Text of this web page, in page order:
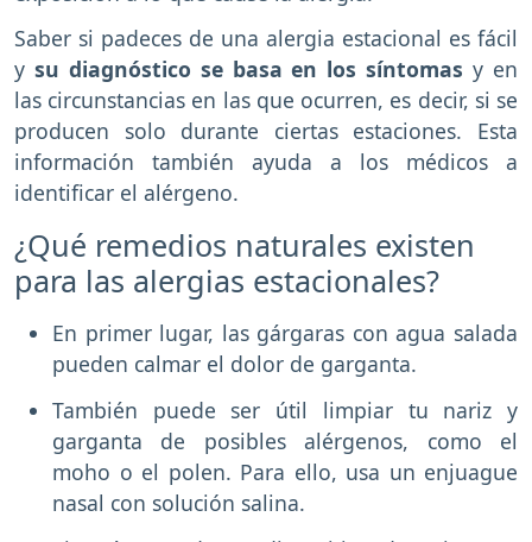
Saber si padeces de una alergia estacional es fácil
y su diagnóstico se basa en los síntomas y en
las circunstancias en las que ocurren, es decir, si se
producen solo durante ciertas estaciones. Esta
información también ayuda a los médicos a
identificar el alérgeno.
¿Qué remedios naturales existen
para las alergias estacionales?
En primer lugar, las gárgaras con agua salada
pueden calmar el dolor de garganta.
También puede ser útil limpiar tu nariz y
garganta de posibles alérgenos, como el
moho o el polen. Para ello, usa un enjuague
nasal con solución salina.